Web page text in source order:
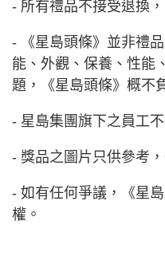
- 所有禮品不接受退換
- 《星島頭條》並非禮
能、外觀、保養、性能
題，《星島頭條》概不
- 星島集團旗下之員工不
- 獎品之圖片只供參考
- 如有任何爭議，《星
權。